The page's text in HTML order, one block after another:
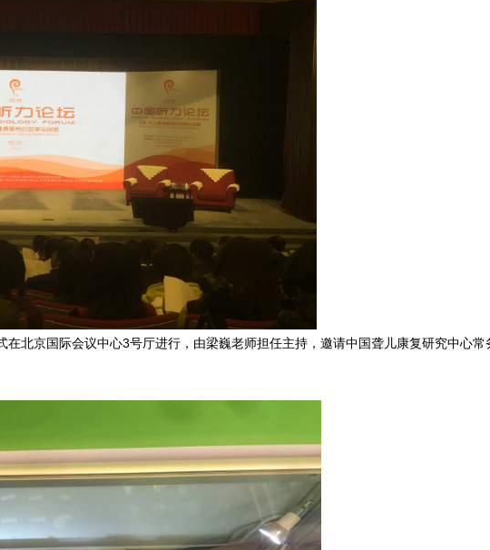
北京国际会议中心3号厅进行，由梁巍老师担任主持，邀请中国聋儿康复研究中心